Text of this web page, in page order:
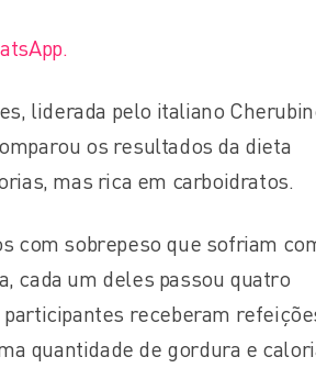
liderada pelo italiano
os resultados da dieta
mas rica em carboidratos.
com sobrepeso que sofriam
cada um deles passou quatro
receberam
quantidade de gordura e